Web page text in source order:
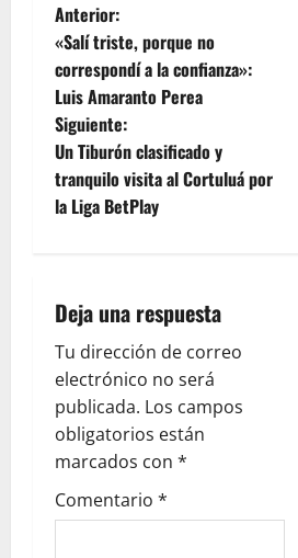
Anterior:
«Salí triste, porque no
correspondí a la confianza»:
Luis Amaranto Perea
Siguiente:
Un Tiburón clasificado y
tranquilo visita al Cortuluá por
la Liga BetPlay
Deja una respuesta
Tu dirección de correo
electrónico no será
publicada. Los campos
obligatorios están
marcados con *
Comentario *